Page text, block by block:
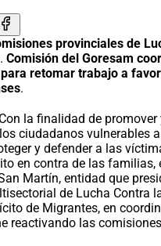
provinciales de
. Comisión del Goresam
para retomar trabajo a
.
Con la finalidad de promover
ciudadanos vulnerables
y defender a las
en contra de las familias,
Martín, entidad que
de Lucha Contra
de Migrantes, en
reactivando las